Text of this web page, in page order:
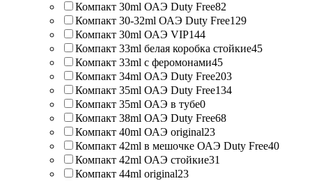
Компакт 30ml ОАЭ Duty Free82
Компакт 30-32ml ОАЭ Duty Free129
Компакт 30ml ОАЭ VIP144
Компакт 33ml белая коробка стойкие45
Компакт 33ml с феромонами45
Компакт 34ml ОАЭ Duty Free203
Компакт 35ml ОАЭ Duty Free134
Компакт 35ml ОАЭ в тубе0
Компакт 38ml ОАЭ Duty Free68
Компакт 40ml ОАЭ original23
Компакт 42ml в мешочке ОАЭ Duty Free40
Компакт 42ml ОАЭ стойкие31
Компакт 44ml original23